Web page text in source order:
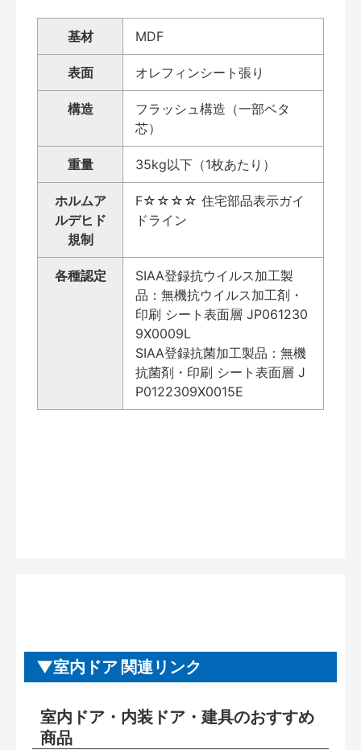
基材 MDF
表面 オレフィンシート張り
構造
フラッシュ構造（一部ベタ
芯）
重量 35kg以下（1枚あたり）
ホルムア
ルデヒド
規制
F☆☆☆☆ 住宅部品表示ガイ
ドライン
各種認定
SIAA登録抗ウイルス加工製
品：無機抗ウイルス加工剤・
印刷 シート表面層 JP061230
9X0009L
SIAA登録抗菌加工製品：無機
抗菌剤・印刷 シート表面層 J
P0122309X0015E
室内ドア 関連リンク
室内ドア・内装ドア・建具のおすすめ
商品